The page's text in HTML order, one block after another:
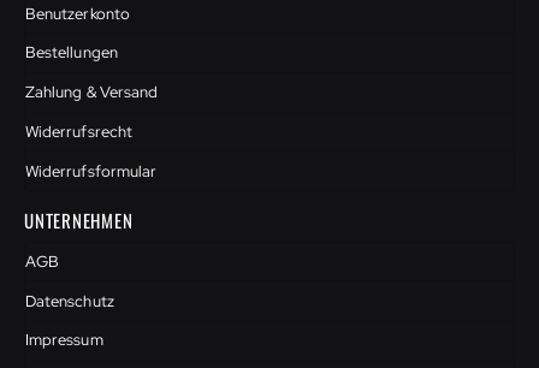
Benutzerkonto
Bestellungen
Zahlung & Versand
Widerrufsrecht
Widerrufsformular
UNTERNEHMEN
AGB
Datenschutz
Impressum